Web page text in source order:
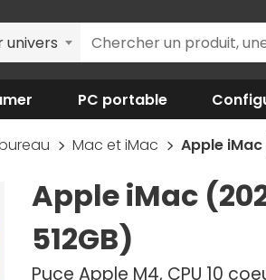
univers
PC portable
Mac et iMac Apple iMac
Apple iMac
512GB)
Puce Apple M4, CPU 10